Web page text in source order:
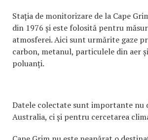
Stația de monitorizare de la Cape
din 1976 și este folosită pentru
atmosferei. Aici sunt urmărite gaze
carbon, metanul, particulele din aer
poluanți.
Datele colectate sunt importante nu
Australia, ci și pentru cercetarea